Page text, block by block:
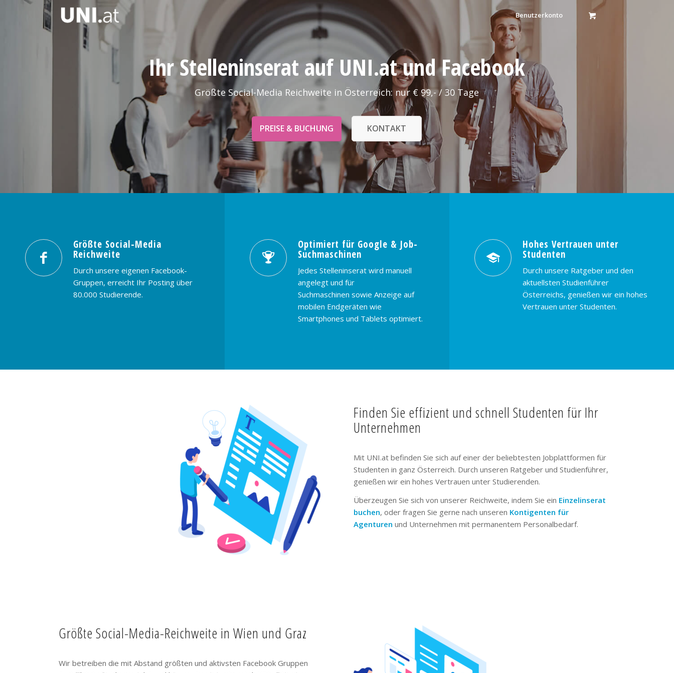
Benutzerkonto
Ihr Stelleninserat auf UNI.at und Facebook
Größte Social-Media Reichweite in Österreich: nur € 99,- / 30 Tage
PREISE & BUCHUNG KONTAKT
Größte Social-Media
Reichweite
Durch unsere eigenen Facebook-
Gruppen, erreicht Ihr Posting über
80.000 Studierende.
Optimiert für Google & Job-
Suchmaschinen
Jedes Stelleninserat wird manuell
angelegt und für
Suchmaschinen sowie Anzeige auf
mobilen Endgeräten wie
Smartphones und Tablets optimiert.
Hohes Vertrauen unter
Studenten
Durch unsere Ratgeber und den
aktuellsten Studienführer
Österreichs, genießen wir ein hohes
Vertrauen unter Studenten.
Finden Sie effizient und schnell Studenten für Ihr
Unternehmen
Mit UNI.at befinden Sie sich auf einer der beliebtesten Jobplattformen für
Studenten in ganz Österreich. Durch unseren Ratgeber und Studienführer,
genießen wir ein hohes Vertrauen unter Studierenden.
Überzeugen Sie sich von unserer Reichweite, indem Sie ein Einzelinserat
buchen, oder fragen Sie gerne nach unseren Kontigenten für
Agenturen und Unternehmen mit permanentem Personalbedarf.
Größte Social-Media-Reichweite in Wien und Graz
Wir betreiben die mit Abstand größten und aktivsten Facebook Gruppen